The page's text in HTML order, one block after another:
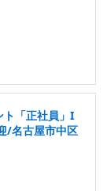
ト「正社員」I
/名古屋市中区